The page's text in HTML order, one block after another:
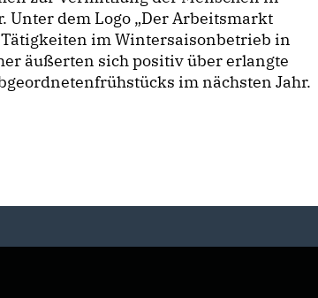
Unter dem Logo „Der Arbeitsmarkt
im Wintersaisonbetrieb in
äußerten sich positiv über erlangte
im nächsten Jahr.